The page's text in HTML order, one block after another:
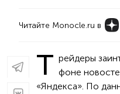
Читайте Monocle.ru в
Т рейдеры
фоне
«Яндекса». По